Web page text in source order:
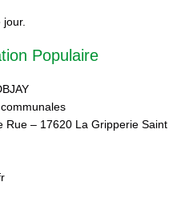
Populaire
Rue – 17620 La Gripperie Saint